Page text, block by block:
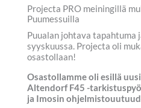
Projecta PRO meiningillä
Puumessuilla
Puualan johtava
syyskuussa. Projecta oli
osastollaan!
Osastollamme oli esillä
Altendorf F45 -
ja Imosin